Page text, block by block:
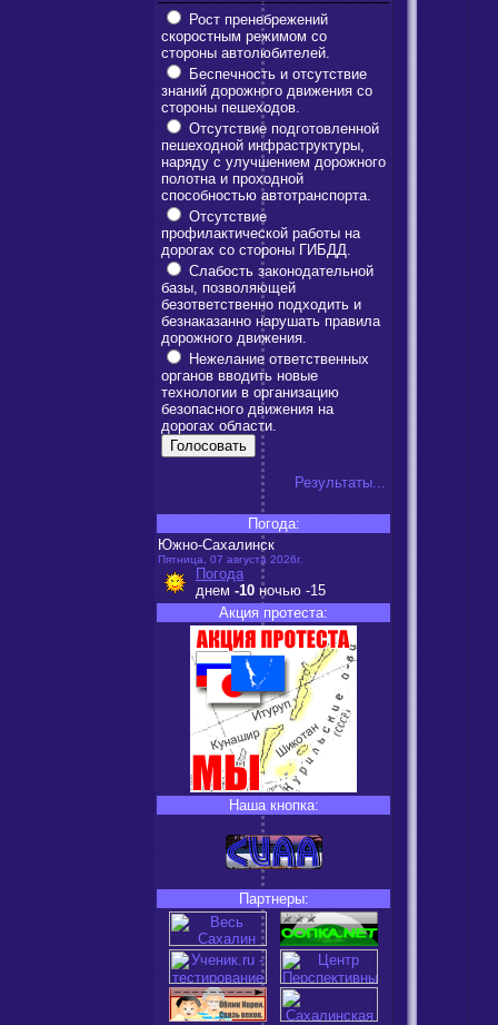
Рост пренебрежений
скоростным режимом со
стороны автолюбителей.
Беспечность и отсутствие
знаний дорожного движения со
стороны пешеходов.
Отсутствие подготовленной
пешеходной инфраструктуры,
наряду с улучшением дорожного
полотна и проходной
способностью автотранспорта.
Отсутствие
профилактической работы на
дорогах со стороны ГИБДД.
Слабость законодательной
базы, позволяющей
безответственно подходить и
безнаказанно нарушать правила
дорожного движения.
Нежелание ответственных
органов вводить новые
технологии в организацию
безопасного движения на
дорогах области.
Результаты...
Погода:
Южно-Сахалинск
Пятница, 07 августа 2026г.
Погода
днем -10 ночью -15
Акция протеста:
Наша кнопка:
Партнеры: